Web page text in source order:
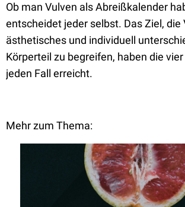
Ob man Vulven als Abreißkalender
entscheidet jeder selbst. Das Ziel, die
ästhetisches und individuell
Körperteil zu begreifen, haben die
jeden Fall erreicht.
Mehr zum Thema: